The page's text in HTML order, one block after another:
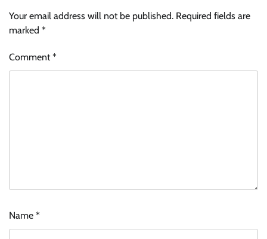
Your email address will not be published. Required fields are
marked *
Comment*
Name *